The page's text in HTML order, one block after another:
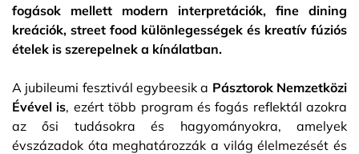
fogások mellett modern interpretációk, fine dining
kreációk, street food különlegességek és kreatív fúziós
ételek is szerepelnek a kínálatban.
A jubileumi fesztivál egybeesik a Pásztorok Nemzetközi
Évével is, ezért több program és fogás reflektál azokra
az ősi tudásokra és hagyományokra, amelyek
évszázadok óta meghatározzák a világ élelmezését és